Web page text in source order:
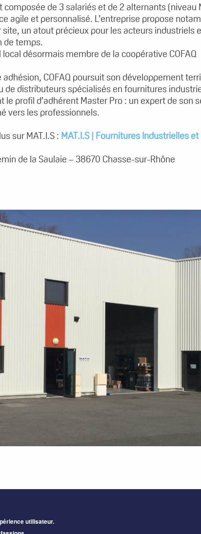
composée de 3 salariés et de 2 alternants (niveau
agile et personnalisé. L’entreprise propose
un atout précieux pour les acteurs industriels
de temps.
désormais membre de la coopérative COFAQ
COFAQ poursuit son développement
de distributeurs spécialisés en fournitures
profil d’adhérent Master Pro : un expert de son
vers les professionnels.
sur MAT.I.S : MAT.I.S | Fournitures Industrielles
de la Saulaie – 38670 Chasse-sur-Rhône
utilisateur.